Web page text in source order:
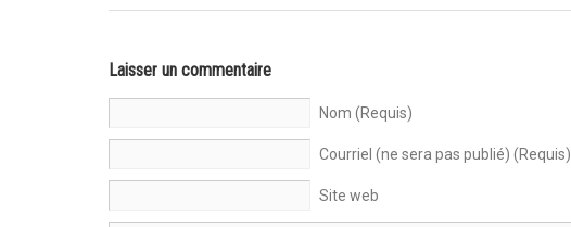
Laisser un commentaire
Nom (Requis)
Courriel (ne sera pas publié) (Requis)
Site web